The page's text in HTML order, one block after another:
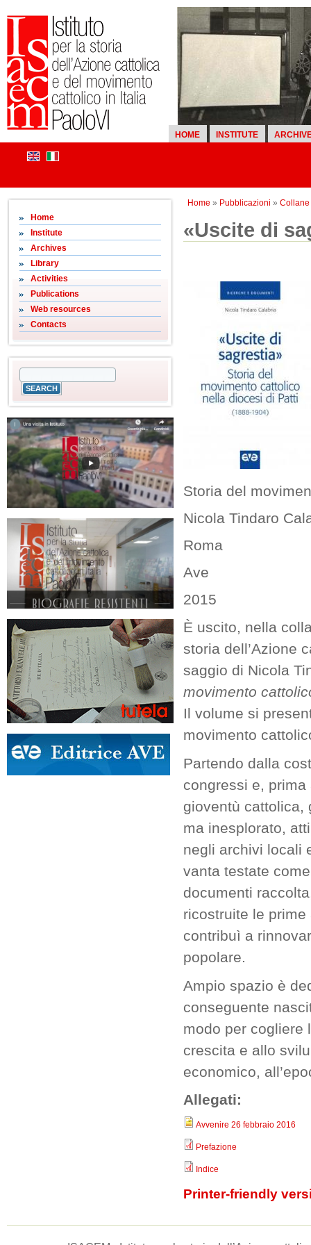
HOME INSTITUTE
Home » Pubblicazioni » Collane
Home
Institute
Archives
Library
Activities
Publications
Web resources
Contacts
«Uscite di
Storia del
Nicola Tindaro
Roma
Ave
2015
È uscito, nella
storia dell’Azione
saggio di Nicola
movimento
Il volume si
movimento
Partendo dalla
congressi e,
gioventù cattolica,
ma inesplorato,
negli archivi locali
vanta testate
documenti
ricostruite le
contribuì a
popolare.
Ampio spazio è
conseguente
modo per cogliere
crescita e allo
economico,
Allegati:
Avvenire 26 febbraio 2016
Prefazione
Indice
Printer-friendly